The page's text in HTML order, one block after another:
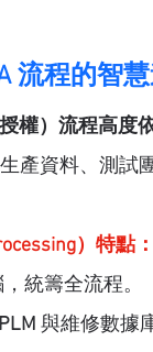
流程的智
權）流程高度
產資料、測試
）特點：
統籌全流程。
與維修數據